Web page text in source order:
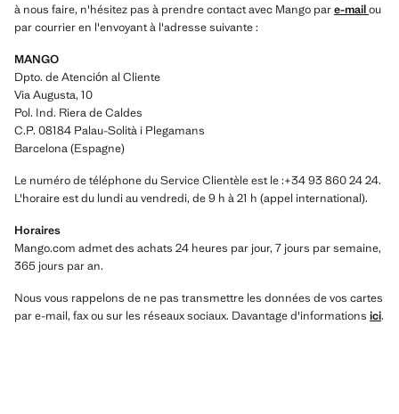
à nous faire, n'hésitez pas à prendre contact avec Mango pare-mailou
par courrier en l'envoyant à l'adresse suivante :
MANGO
Dpto. de Atención al Cliente
Via Augusta, 10
Pol. Ind. Riera de Caldes
C.P. 08184 Palau-Solità i Plegamans
Barcelona (Espagne)
Le numéro de téléphone du Service Clientèle est le :+34 93 860 24 24.
L'horaire est du lundi au vendredi, de 9 h à 21 h (appel international).
Horaires
Mango.com admet des achats 24 heures par jour, 7 jours par semaine,
365 jours par an.
Nous vous rappelons de ne pas transmettre les données de vos cartes
par e-mail, fax ou sur les réseaux sociaux. Davantage d'informations ici.